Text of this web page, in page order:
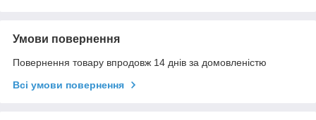
Умови повернення
Повернення товару впродовж 14 днів за домовленістю
Всі умови повернення